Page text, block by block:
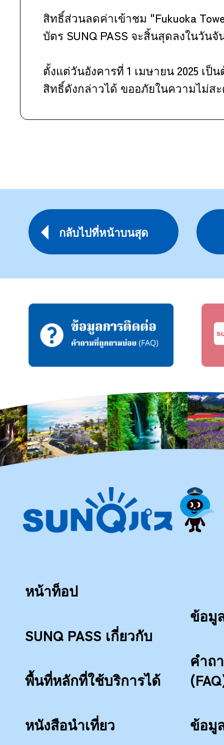
สิทธิ์ส่วนลดค่าเข้าชม "Fukuoka
บัตร SUNQ PASS จะสิ้นสุดลงในวันจั
ตั้งแต่วันอังคารที่ 1 เมษายน 2025 เป็
สิทธิ์ดังกล่าวได้ ขออภัยในความไม่ส
กลับไปที่หน้าบนสุด
หน้าท็อป
SUNQ PASS เกี่ยวกับ
พื้นที่หลักที่ใช้บริการได้
หนังสือนำเที่ยว
ข้อมู
คําถ
ข้อมู